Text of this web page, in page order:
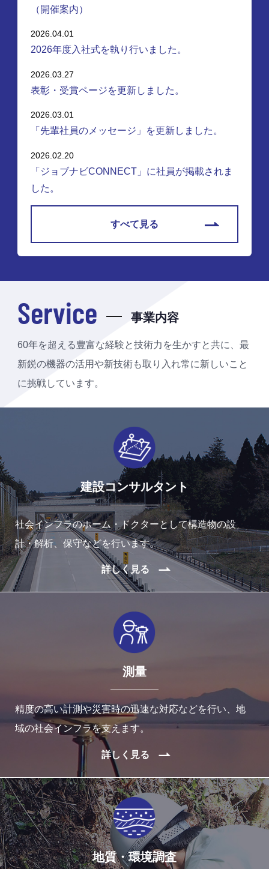
（開催案内）
2026.04.01
2026年度入社式を執り行いました。
2026.03.27
表彰・受賞ページを更新しました。
2026.03.01
「先輩社員のメッセージ」を更新しました。
2026.02.20
「ジョブナビCONNECT」に社員が掲載されま
した。
すべて見る
Service 事業内容
60年を超える豊富な経験と技術力を生かすと共に、最
新鋭の機器の活用や新技術も取り入れ常に新しいこと
に挑戦しています。
建設コンサルタント
社会インフラのホーム・ドクターとして構造物の設
計・解析、保守などを行います。
詳しく見る
測量
精度の高い計測や災害時の迅速な対応などを行い、地
域の社会インフラを支えます。
詳しく見る
地質・環境調査